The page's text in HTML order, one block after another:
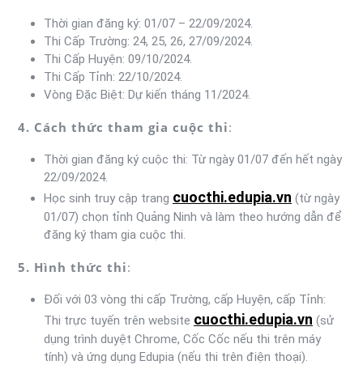
Thời gian đăng ký: 01/07 – 22/09/2024.
Thi Cấp Trường: 24, 25, 26, 27/09/2024.
Thi Cấp Huyện: 09/10/2024.
Thi Cấp Tỉnh: 22/10/2024.
Vòng Đặc Biệt: Dự kiến tháng 11/2024.
4. Cách thức tham gia cuộc thi:
Thời gian đăng ký cuộc thi: Từ ngày 01/07 đến hết ngày
22/09/2024.
Học sinh truy cập trang cuocthi.edupia.vn (từ ngày
01/07) chọn tỉnh Quảng Ninh và làm theo hướng dẫn để
đăng ký tham gia cuộc thi.
5. Hình thức thi:
Đối với 03 vòng thi cấp Trường, cấp Huyện, cấp Tỉnh:
Thi trực tuyến trên website cuocthi.edupia.vn (sử
dụng trình duyệt Chrome, Cốc Cốc nếu thi trên máy
tính) và ứng dụng Edupia (nếu thi trên điện thoại).